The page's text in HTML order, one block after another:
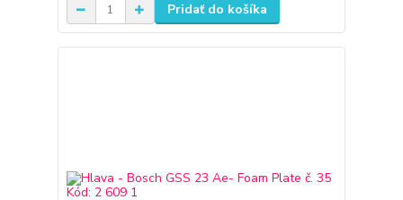
Pridať do košíka